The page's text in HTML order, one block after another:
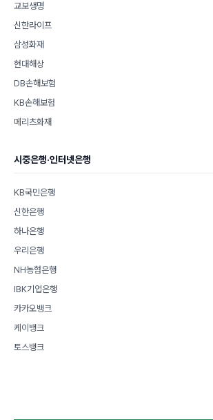
교보생명
신한라이프
삼성화재
현대해상
DB손해보험
KB손해보험
메리츠화재
시중은행·인터넷은행
KB국민은행
신한은행
하나은행
우리은행
NH농협은행
IBK기업은행
카카오뱅크
케이뱅크
토스뱅크